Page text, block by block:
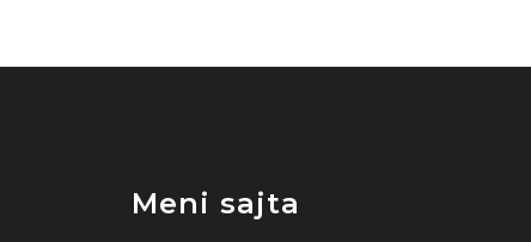
Meni sajta